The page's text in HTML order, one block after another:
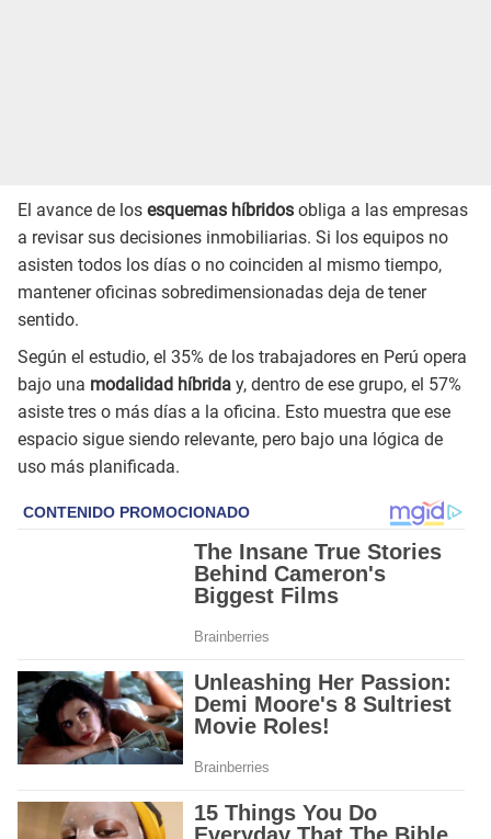
El avance de los esquemas híbridos obliga a las empresas
a revisar sus decisiones inmobiliarias. Si los equipos no
asisten todos los días o no coinciden al mismo tiempo,
mantener oficinas sobredimensionadas deja de tener
sentido.
Según el estudio, el 35% de los trabajadores en Perú opera
bajo una modalidad híbrida y, dentro de ese grupo, el 57%
asiste tres o más días a la oficina. Esto muestra que ese
espacio sigue siendo relevante, pero bajo una lógica de
uso más planificada.